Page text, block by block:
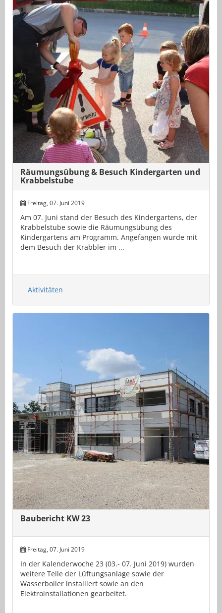
Räumungsübung & Besuch Kindergarten und
Krabbelstube
Freitag, 07. Juni 2019
Am 07. Juni stand der Besuch des Kindergartens, der
Krabbelstube sowie die Räumungsübung des
Kindergartens am Programm. Angefangen wurde mit
dem Besuch der Krabbler im ...
Aktivitäten
Baubericht KW 23
Freitag, 07. Juni 2019
In der Kalenderwoche 23 (03.- 07. Juni 2019) wurden
weitere Teile der Lüftungsanlage sowie der
Wasserboiler installiert sowie an den
Elektroinstallationen gearbeitet.